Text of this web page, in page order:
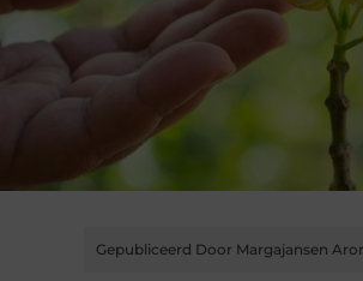
Gepubliceerd Door Margajansen